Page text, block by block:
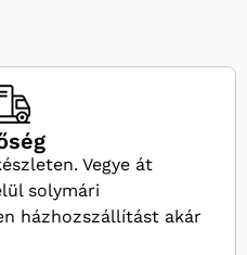
Vegye át
solymári
házhozszállítást akár